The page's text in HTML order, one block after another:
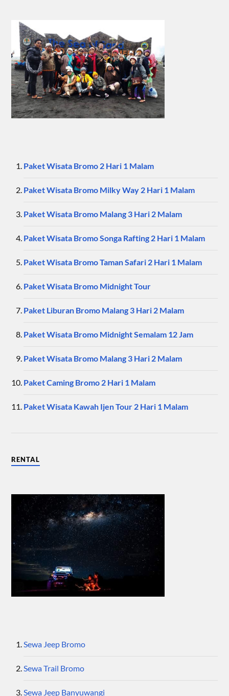
Paket Wisata Bromo 2 Hari 1 Malam
Paket Wisata Bromo Milky Way 2 Hari 1 Malam
Paket Wisata Bromo Malang 3 Hari 2 Malam
Paket Wisata Bromo Songa Rafting 2 Hari 1 Malam
Paket Wisata Bromo Taman Safari 2 Hari 1 Malam
Paket Wisata Bromo Midnight Tour
Paket Liburan Bromo Malang 3 Hari 2 Malam
Paket Wisata Bromo Midnight Semalam 12 Jam
Paket Wisata Bromo Malang 3 Hari 2 Malam
Paket Caming Bromo 2 Hari 1 Malam
Paket Wisata Kawah Ijen Tour 2 Hari 1 Malam
RENTAL
Sewa Jeep Bromo
Sewa Trail Bromo
Sewa Jeep Banyuwangi